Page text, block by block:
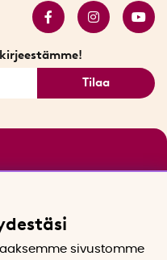
Tilaa
sivustomme